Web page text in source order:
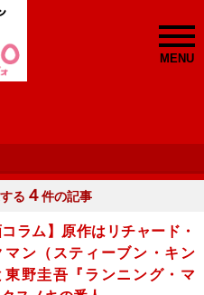
MENU
る ４件の記事
コラム】原作はリチャード・
マン（スティーブン・キン
東野圭吾『ランニング・マ